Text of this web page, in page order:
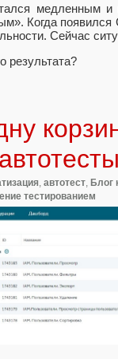
медленным
Когда
Сейчас
результата?
, автотест, Блог
тестированием